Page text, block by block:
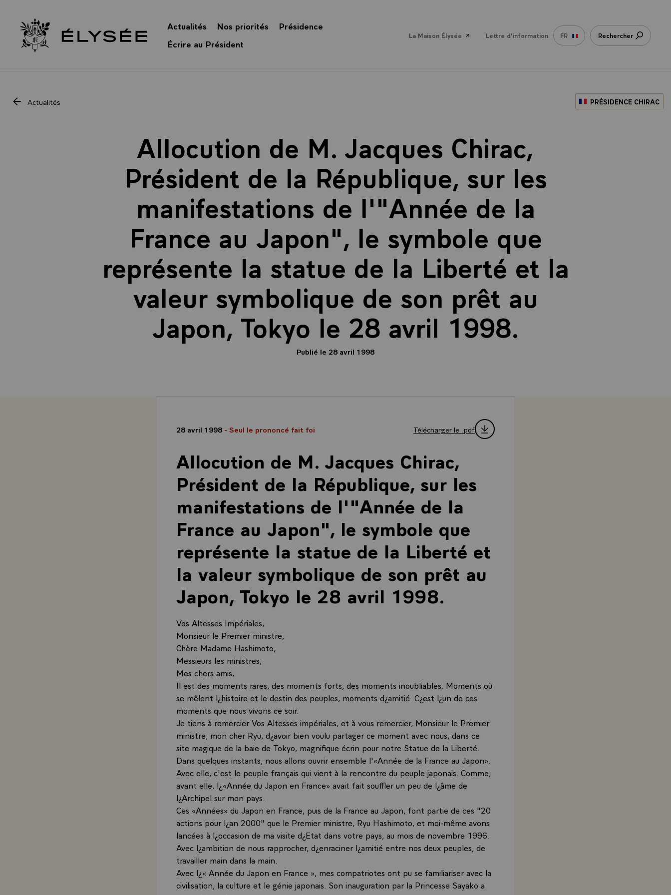
Retour à l’accueil Élysée
Actualités Nos priorités
Présidence
Écrire au Président
La Maison Élysée Lettre d'information FR Rechercher
Actualités PRÉSIDENCE CHIRAC
Allocution de M. Jacques Chirac,
Président de la République, sur les
manifestations de l'"Année de la
France au Japon", le symbole que
représente la statue de la Liberté et la
valeur symbolique de son prêt au
Japon, Tokyo le 28 avril 1998.
Publié le 28 avril 1998
28 avril 1998 - Seul le prononcé fait foi Télécharger le .pdf
Allocution de M. Jacques Chirac,
Président de la République, sur les
manifestations de l'"Année de la
France au Japon", le symbole que
représente la statue de la Liberté et
la valeur symbolique de son prêt au
Japon, Tokyo le 28 avril 1998.
Vos Altesses Impériales,
Monsieur le Premier ministre,
Chère Madame Hashimoto,
Messieurs les ministres,
Mes chers amis,
Il est des moments rares, des moments forts, des moments inoubliables. Moments où
se mêlent l¿histoire et le destin des peuples, moments d¿amitié. C¿est l¿un de ces
moments que nous vivons ce soir.
Je tiens à remercier Vos Altesses impériales, et à vous remercier, Monsieur le Premier
ministre, mon cher Ryu, d¿avoir bien voulu partager ce moment avec nous, dans ce
site magique de la baie de Tokyo, magnifique écrin pour notre Statue de la Liberté.
Dans quelques instants, nous allons ouvrir ensemble l'«Année de la France au Japon».
Avec elle, c'est le peuple français qui vient à la rencontre du peuple japonais. Comme,
avant elle, l¿«Année du Japon en France» avait fait souffler un peu de l¿âme de
l¿Archipel sur mon pays.
Ces «Années» du Japon en France, puis de la France au Japon, font partie de ces "20
actions pour l¿an 2000" que le Premier ministre, Ryu Hashimoto, et moi-même avons
lancées à l¿occasion de ma visite d¿Etat dans votre pays, au mois de novembre 1996.
Avec l¿ambition de nous rapprocher, d¿enraciner l¿amitié entre nos deux peuples, de
travailler main dans la main.
Avec l¿« Année du Japon en France », mes compatriotes ont pu se familiariser avec la
civilisation, la culture et le génie japonais. Son inauguration par la Princesse Sayako a